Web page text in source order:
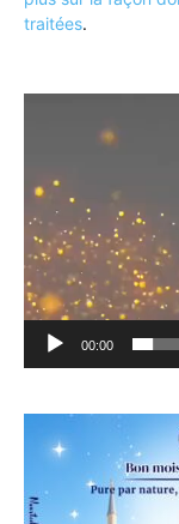
traitées.
00:00